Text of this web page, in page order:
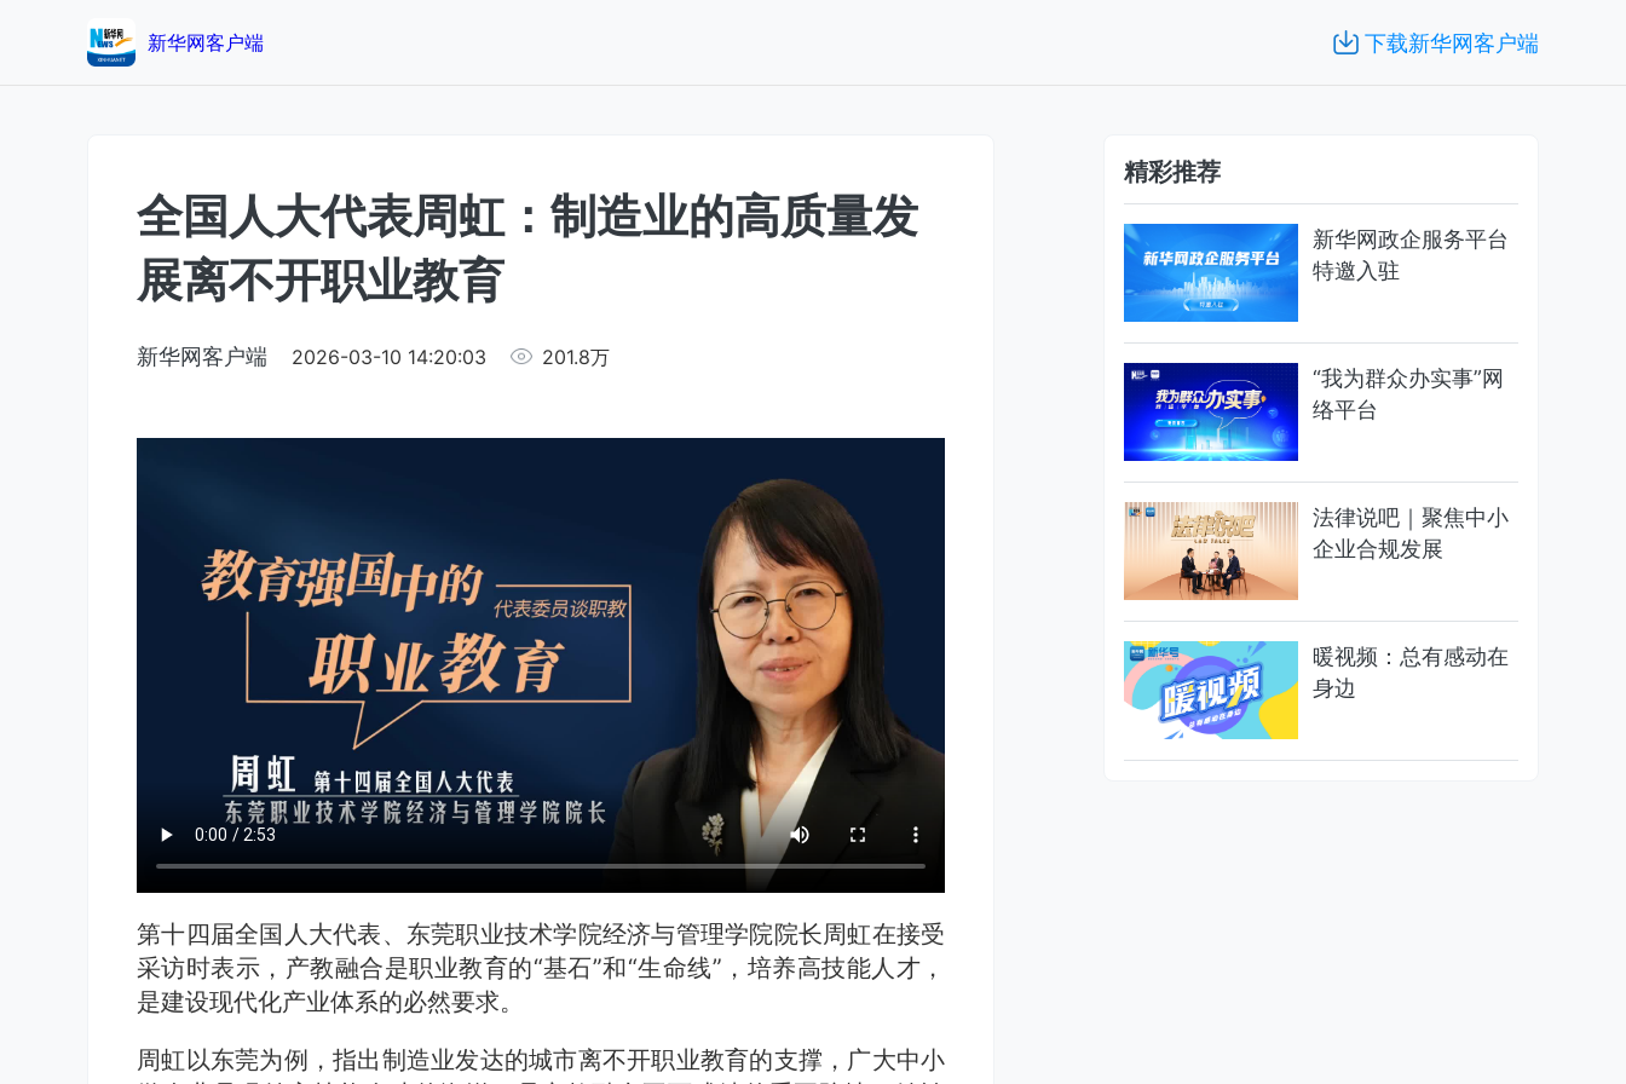
新华网客户端 下载新华网客户端
全国人大代表周虹：制造业的高质量发
展离不开职业教育
新华网客户端 2026-03-10 14:20:03 201.8万
第十四届全国人大代表、东莞职业技术学院经济与管理学院院长周虹在接受
采访时表示，产教融合是职业教育的“基石”和“生命线”，培养高技能人才，
是建设现代化产业体系的必然要求。
周虹以东莞为例，指出制造业发达的城市离不开职业教育的支撑，广大中小
精彩推荐
新华网政企服务平台
特邀入驻
“我为群众办实事”网
络平台
法律说吧｜聚焦中小
企业合规发展
暖视频：总有感动在
身边